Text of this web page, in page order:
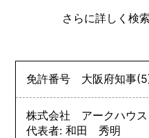
さらに詳しく検
免許番号 大阪府知事
株式会社 アークハウス
代表者: 和田 秀明